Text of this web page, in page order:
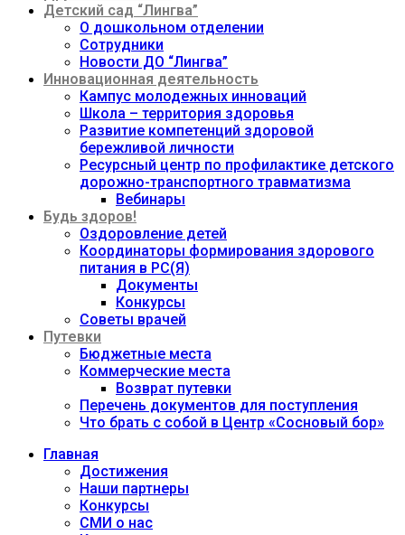
Детский сад “Лингва”
О дошкольном отделении
Сотрудники
Новости ДО “Лингва”
Инновационная деятельность
Кампус молодежных инноваций
Школа – территория здоровья
Развитие компетенций здоровой
бережливой личности
Ресурсный центр по профилактике детского
дорожно-транспортного травматизма
Вебинары
Будь здоров!
Оздоровление детей
Координаторы формирования здорового
питания в РС(Я)
Документы
Конкурсы
Советы врачей
Путевки
Бюджетные места
Коммерческие места
Возврат путевки
Перечень документов для поступления
Что брать с собой в Центр «Сосновый бор»
Главная
Достижения
Наши партнеры
Конкурсы
СМИ о нас